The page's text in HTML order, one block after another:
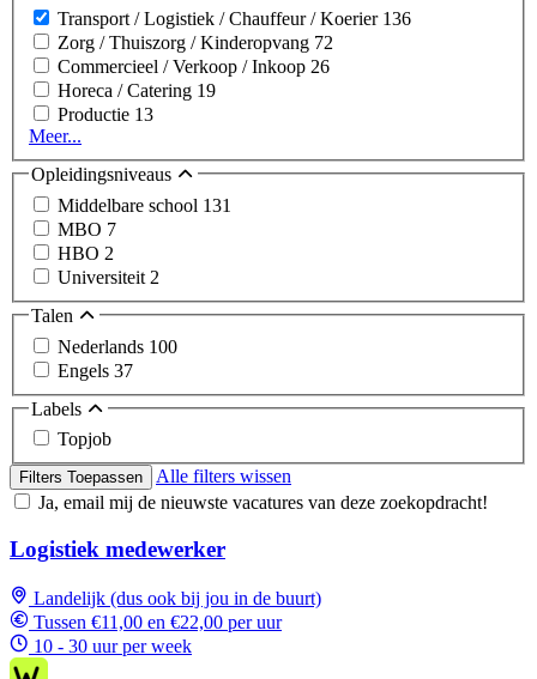
Transport / Logistiek / Chauffeur / Koerier 136
Zorg / Thuiszorg / Kinderopvang 72
Commercieel / Verkoop / Inkoop 26
Horeca / Catering 19
Productie 13
Meer...
Opleidingsniveaus
Middelbare school 131
MBO 7
HBO 2
Universiteit 2
Talen
Nederlands 100
Engels 37
Labels
Topjob
Filters Toepassen
Alle filters wissen
Ja, email mij de nieuwste vacatures van deze zoekopdracht!
Logistiek medewerker
Landelijk (dus ook bij jou in de buurt)
Tussen €11,00 en €22,00 per uur
10 - 30 uur per week